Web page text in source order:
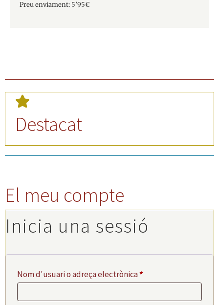
Preu enviament: 5’95€
Destacat
El meu compte
Inicia una sessió
Nom d'usuari o adreça electrònica*